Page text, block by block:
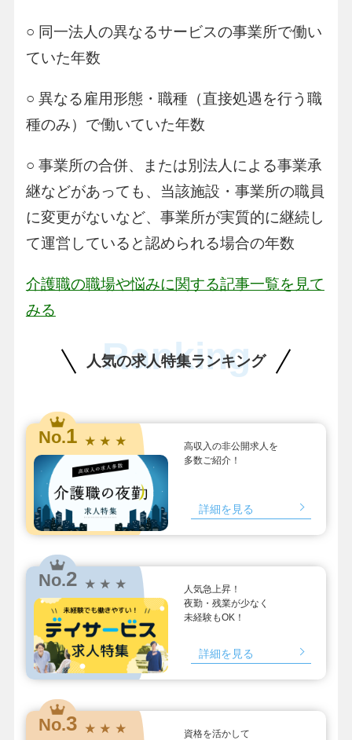
○ 同一法人の異なるサービスの事業所で働い
ていた年数
○ 異なる雇用形態・職種（直接処遇を行う職
種のみ）で働いていた年数
○ 事業所の合併、または別法人による事業承
継などがあっても、当該施設・事業所の職員
に変更がないなど、事業所が実質的に継続し
て運営していると認められる場合の年数
介護職の職場や悩みに関する記事一覧を見て
みる
人気の求人特集ランキング
Ranking
No.1 ★ ★ ★
高収入の非公開求人を
多数ご紹介！
詳細を見る
No.2 ★ ★ ★
人気急上昇！
夜勤・残業が少なく
未経験もOK！
詳細を見る
No.3 ★ ★ ★
資格を活かして